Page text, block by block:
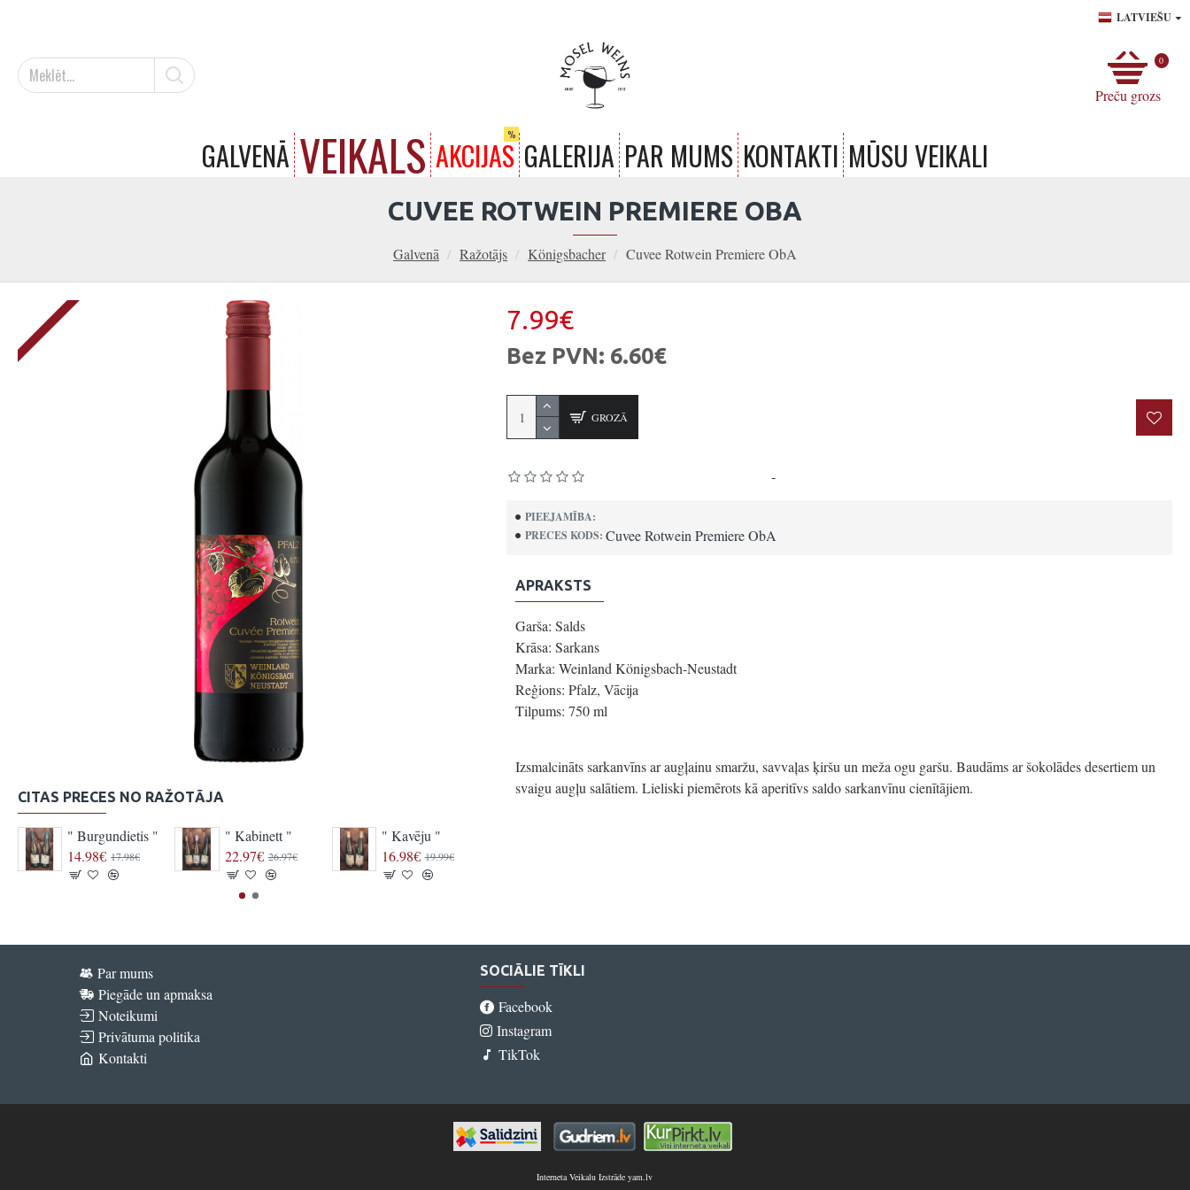
LATVIEŠU
Preču grozs
0
GALVENĀ VEIKALS AKCIJAS
%
GALERIJA PAR MUMS KONTAKTI MŪSU VEIKALI
Galvenā Ražotājs Königsbacher Cuvee Rotwein Premiere ObA
CUVEE ROTWEIN PREMIERE OBA
CITAS PRECES NO RAŽOTĀJA
" Burgundietis "
14.98€ 17.98€
" Kabinett "
22.97€ 26.97€
" Kavēju "
16.98€ 19.99€
PIEEJAMĪBA:
PRECES KODS: Cuvee Rotwein Premiere ObA
-
7.99€
Bez PVN: 6.60€
GROZĀ
APRAKSTS
Garša: Salds
Krāsa: Sarkans
Marka: Weinland Königsbach-Neustadt
Reģions: Pfalz, Vācija
Tilpums: 750 ml
Izsmalcināts sarkanvīns ar augļainu smaržu, savvaļas ķiršu un meža ogu garšu. Baudāms ar šokolādes desertiem un
svaigu augļu salātiem. Lieliski piemērots kā aperitīvs saldo sarkanvīnu cienītājiem.
Par mums
Piegāde un apmaksa
Noteikumi
Privātuma politika
Kontakti
SOCIĀLIE TĪKLI
Facebook
Instagram
TikTok
Interneta Veikalu Izstrāde yam.lv